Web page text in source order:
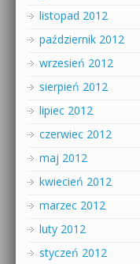
listopad 2012
październik 2012
wrzesień 2012
sierpień 2012
lipiec 2012
czerwiec 2012
maj 2012
kwiecień 2012
marzec 2012
luty 2012
styczeń 2012